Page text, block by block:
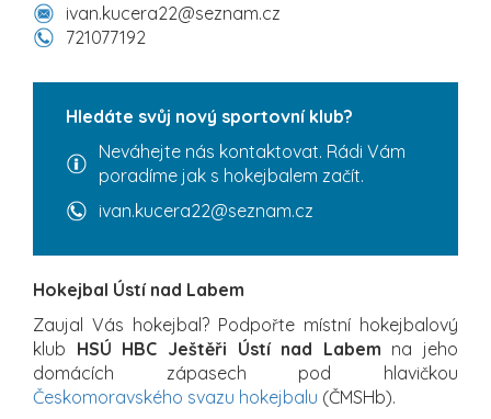
ivan.kucera22@seznam.cz
721077192
Hledáte svůj nový sportovní klub?
Neváhejte nás kontaktovat. Rádi Vám
poradíme jak s hokejbalem začít.
ivan.kucera22@seznam.cz
Hokejbal Ústí nad Labem
Zaujal Vás hokejbal? Podpořte místní hokejbalový
klub HSÚ HBC Ještěři Ústí nad Labem na jeho
domácích zápasech pod hlavičkou
Českomoravského svazu hokejbalu (ČMSHb).